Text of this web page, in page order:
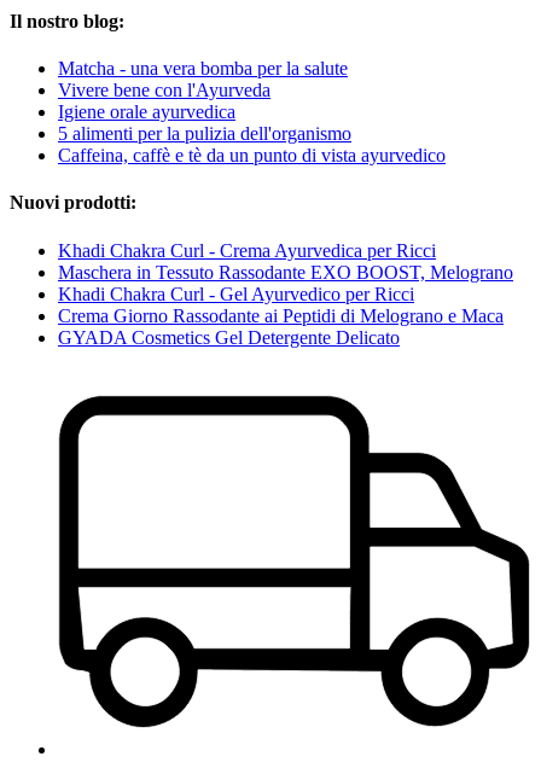
Il nostro blog:
Matcha - una vera bomba per la salute
Vivere bene con l'Ayurveda
Igiene orale ayurvedica
5 alimenti per la pulizia dell'organismo
Caffeina, caffè e tè da un punto di vista ayurvedico
Nuovi prodotti:
Khadi Chakra Curl - Crema Ayurvedica per Ricci
Maschera in Tessuto Rassodante EXO BOOST, Melograno
Khadi Chakra Curl - Gel Ayurvedico per Ricci
Crema Giorno Rassodante ai Peptidi di Melograno e Maca
GYADA Cosmetics Gel Detergente Delicato